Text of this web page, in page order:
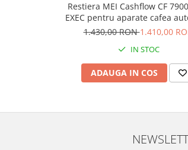
Restiera MEI Cashflow CF
EXEC pentru aparate cafea
1.430,00 RON1.410,00
IN STOC
ADAUGA IN COS